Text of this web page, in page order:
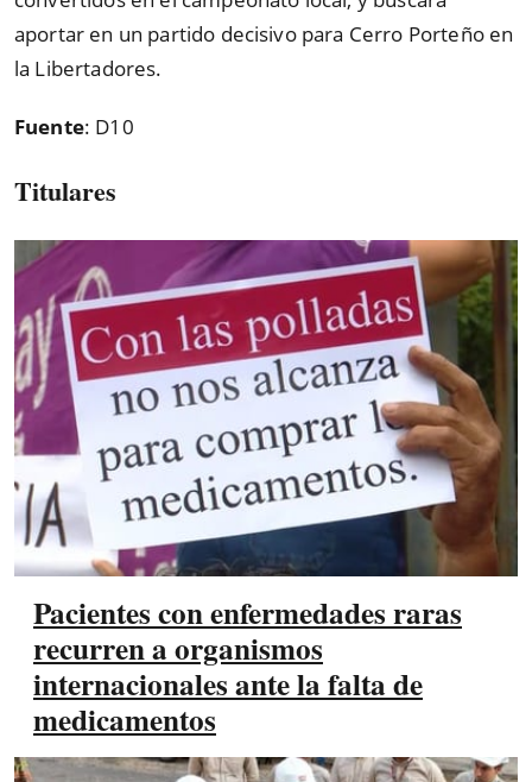
aportar en un partido decisivo para Cerro Porteño en
la Libertadores.
Fuente: D10
Titulares
Pacientes con enfermedades raras
recurren a organismos
internacionales ante la falta de
medicamentos